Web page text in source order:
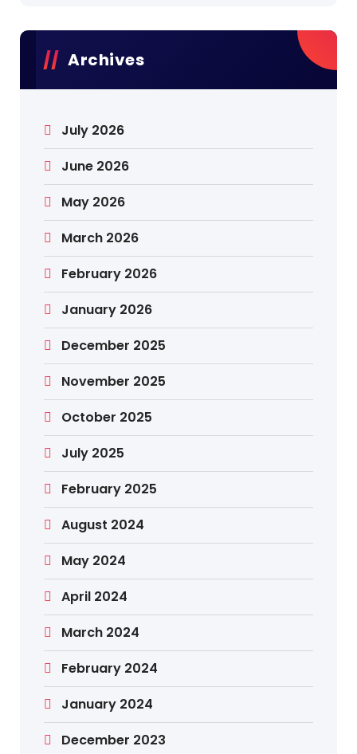
Archives
July 2026
June 2026
May 2026
March 2026
February 2026
January 2026
December 2025
November 2025
October 2025
July 2025
February 2025
August 2024
May 2024
April 2024
March 2024
February 2024
January 2024
December 2023